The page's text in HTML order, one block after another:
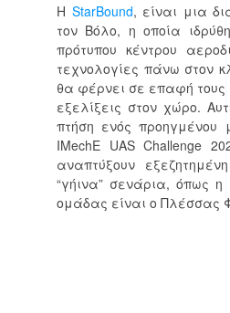
Η StarBound, είναι μια
τον Βόλο, η οποία
πρότυπου κέντρου
τεχνολογίες πάνω στον
θα φέρνει σε επαφή τους
εξελίξεις στον χώρο.
πτήση ενός προηγμένου
IMechE UAS Challenge
αναπτύξουν
“γήινα” σενάρια, όπως η
ομάδας είναι ο Πλέσσας